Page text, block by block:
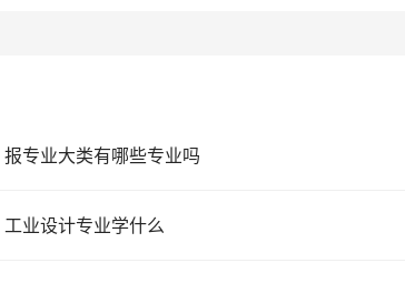
报专业大类有哪些专业吗
工业设计专业学什么